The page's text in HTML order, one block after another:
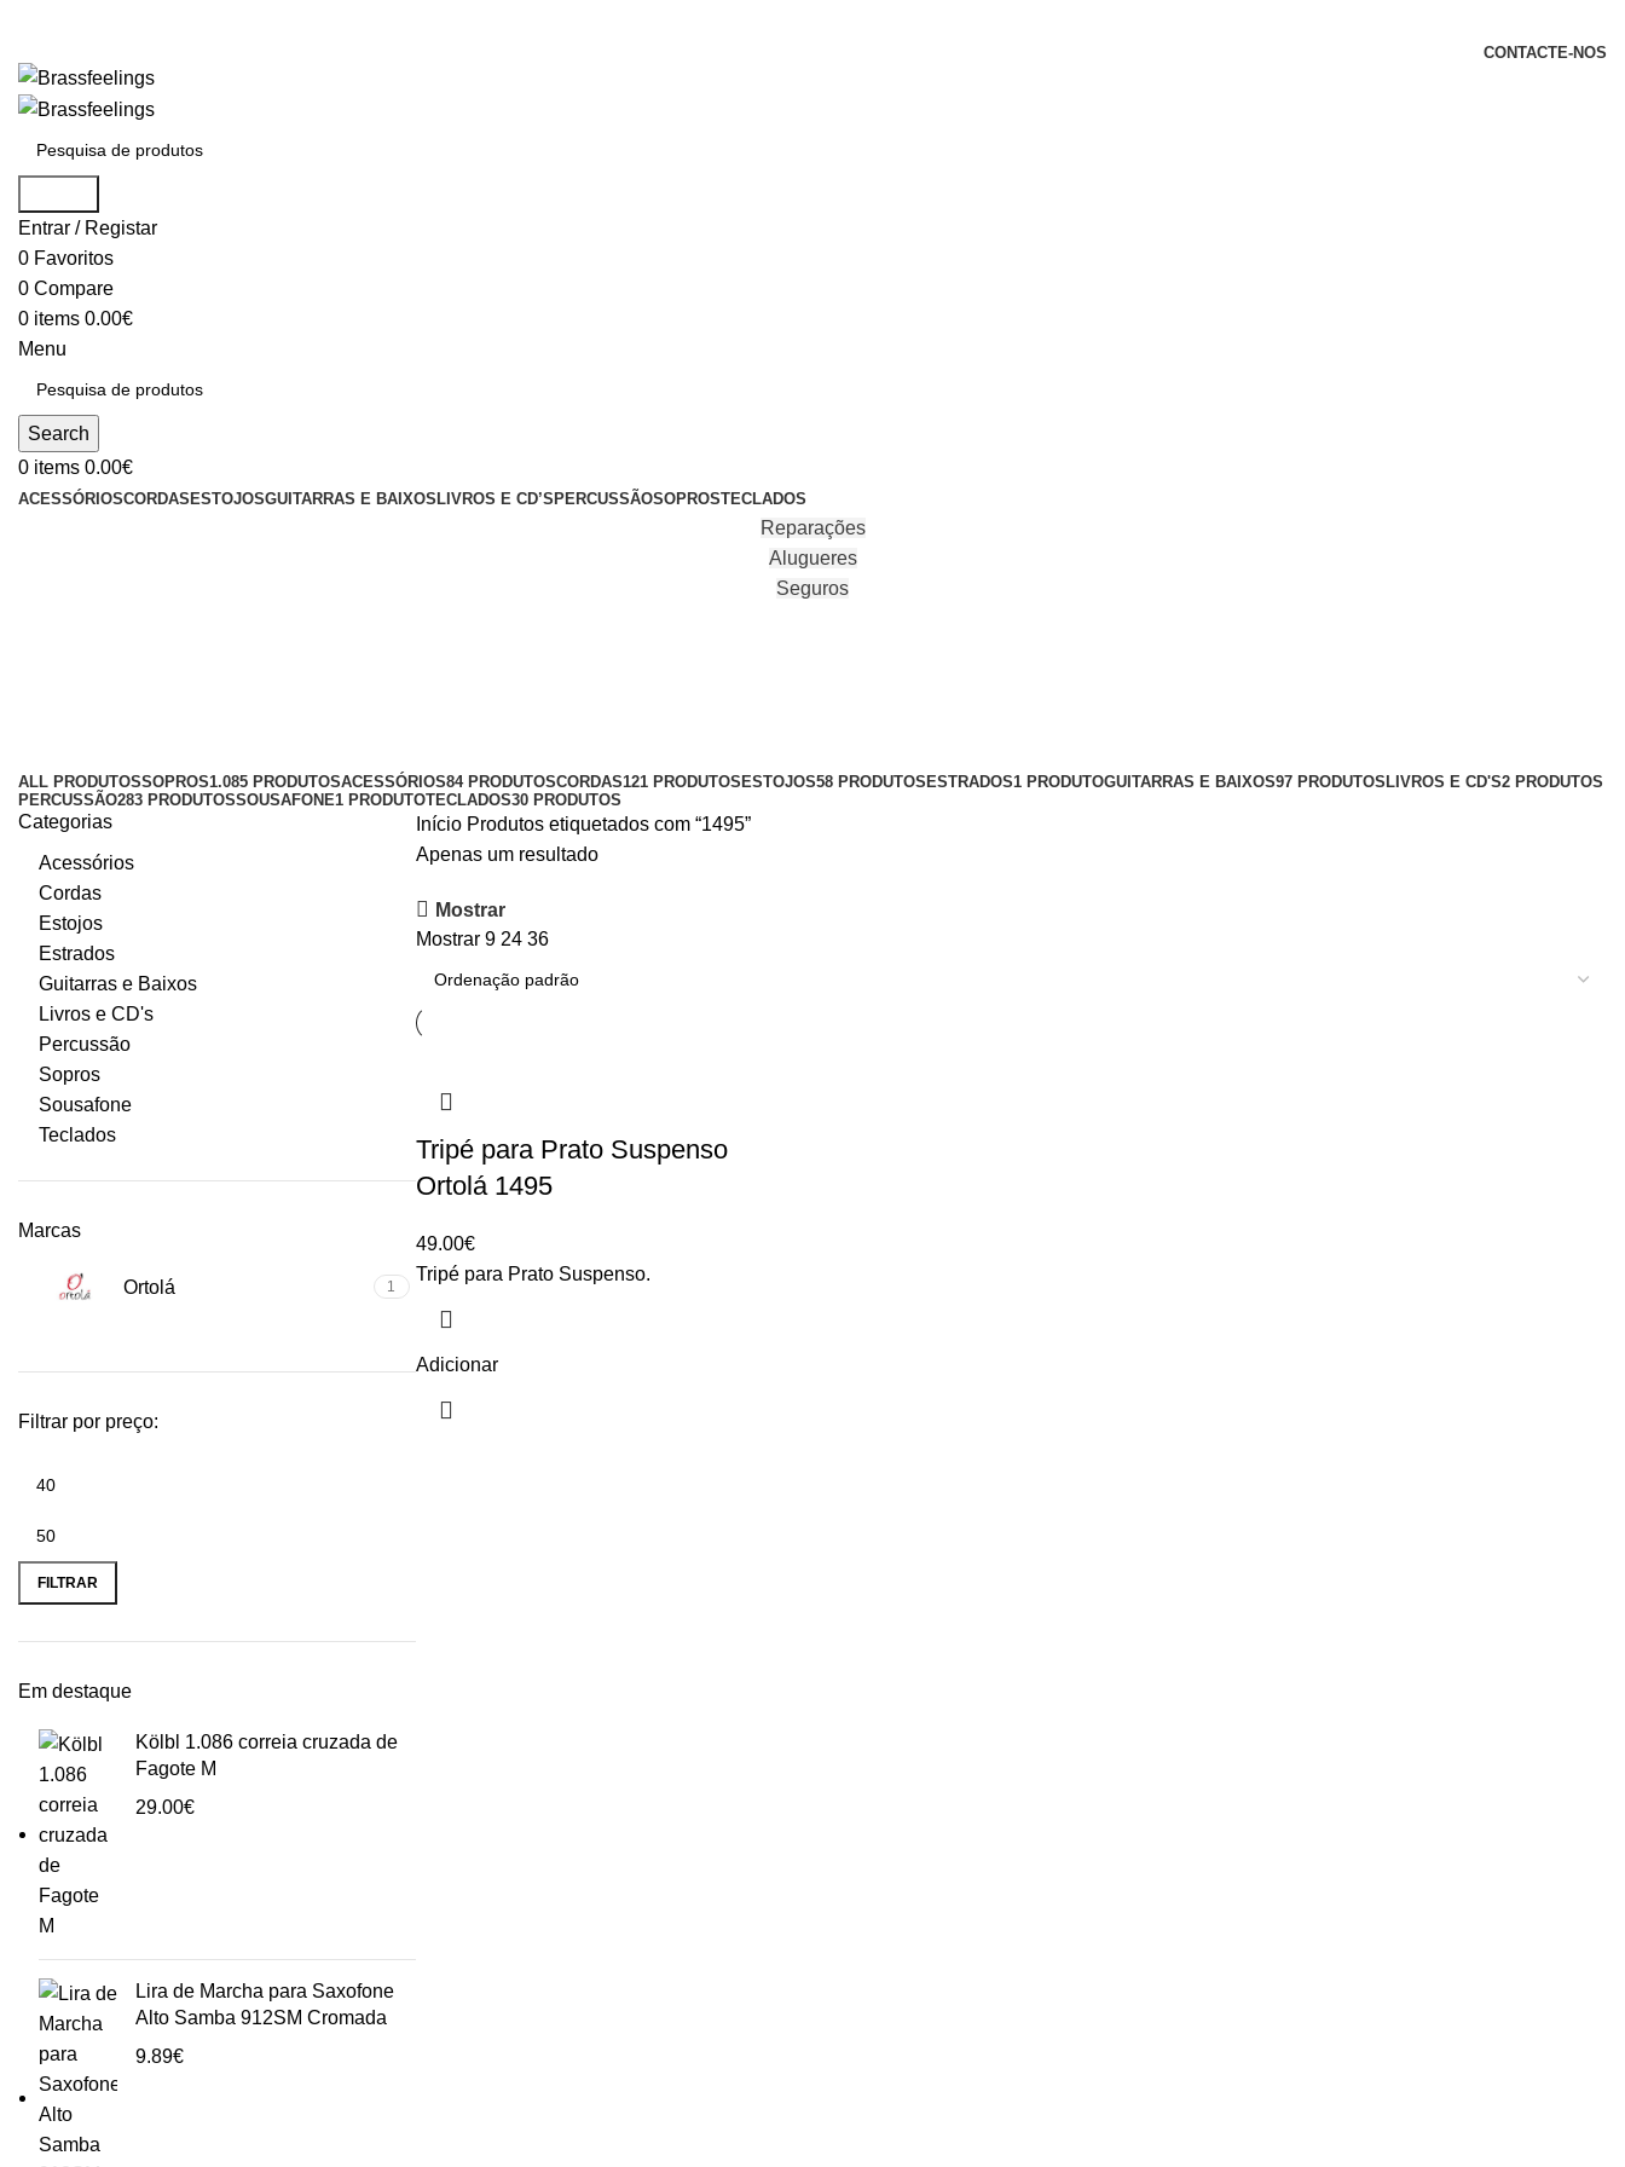
CONTACTE-NOS
Entrar / Registar
0 Favoritos
0 Compare
0 items 0.00€
Menu
Search
0 items 0.00€
ACESSÓRIOSCORDAS ESTOJOSGUITARRAS E BAIXOS LIVROS E CD’S PERCUSSÃOSOPROSTECLADOS
Reparações
Alugueres
Seguros
ALL PRODUTOSSOPROS1.085 PRODUTOSACESSÓRIOS84 PRODUTOSCORDAS121 PRODUTOS ESTOJOS58 PRODUTOS ESTRADOS1 PRODUTOGUITARRAS E BAIXOS97 PRODUTOS LIVROS E CD'S2 PRODUTOS
PERCUSSÃO283 PRODUTOSSOUSAFONE1 PRODUTOTECLADOS30 PRODUTOS
Categorias
Acessórios
Cordas
Estojos
Estrados
Guitarras e Baixos
Livros e CD's
Percussão
Sopros
Sousafone
Teclados
Marcas
Ortolá 1
Filtrar por preço:
Preço
mínimo
Preço
máximo
FILTRAR
Em destaque
Kölbl 1.086 correia cruzada de
Fagote M
29.00€
Lira de Marcha para Saxofone
Alto Samba 912SM Cromada
9.89€
Início Produtos etiquetados com “1495”
Apenas um resultado
Mostrar
Mostrar 9 24 36
Tripé para Prato Suspenso
Ortolá 1495
49.00€
Tripé para Prato Suspenso.
Adicionar